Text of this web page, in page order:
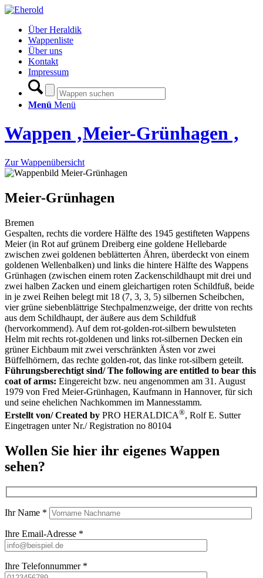
Über Heraldik
Wappenliste
Über uns
Kontakt
Impressum
Menü Menü
Wappen ‚Meier-Grünhagen ‚
Zur Wappenübersicht
Meier-Grünhagen
Bremen
Gespalten, rechts die vordere Hälfte des 1945 gestifteten Wappens
Meier (in Rot auf grünem Dreiberg eine goldene Hellebarde
zwischen zwei goldenen beblätterten Ähren, überdeckt von einem
goldenen Wellenbalken) und links die hintere Hälfte des Wappens
Grünhagen (zwischen einem roten Zackenschildhaupt mit drei und
zwei halben Zacken und einem gleichartigen roten Schildfuß, beide
in je zwei Reihen belegt mit 18 (7, 3, 3, 5) silbernen Scheibchen,
vier grüne siebenblättrige Stechpalmenzweige, der dritte von rechts
aus dem Schildhaupt, der äußere aus dem Schildfuß
(hervorkommend). Auf dem rot-golden-rot-silbern bewulsteten
Helm mit rechts rot-goldenen und links rot-silbernen Decken ein
grüner Eichbaum mit zwei verschränkten Ästen vor zwei
Büffelhörnern, das rechte golden-rot, das linke rot-silbern geteilt.
Führungsberechtigt sind/ The following are entitled to bear this
coat of arms: Eingereicht bzw. neu angenommen am 31. August
1979 von Fred Meier-Grünhagen, Kaufmann in Hannover, für sich
und seine ehelichen Nachkommen im Mannesstamm.
Erstellt von/ Created by PRO HERALDICA®, Rolf E. Sutter
Eingetragen unter Nr./ Registration no 80104
Wollen Sie hier ihr eigenes Wappen
sehen?
Ihr Name *
Ihre Email-Adresse *
Ihre Telefonnummer *